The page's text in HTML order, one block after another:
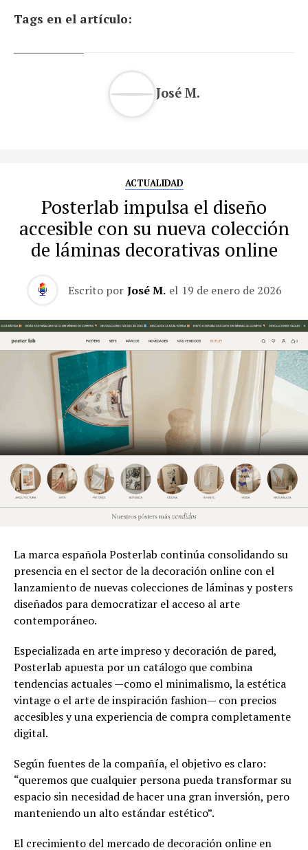
Tags en el artículo:
José M.
ACTUALIDAD
Posterlab impulsa el diseño
accesible con su nueva colección
de láminas decorativas online
Escrito por José M. el 19 de enero de 2026
La marca española Posterlab continúa consolidando su
presencia en el sector de la decoración online con el
lanzamiento de nuevas colecciones de láminas y posters
diseñados para democratizar el acceso al arte
contemporáneo.
Especializada en arte impreso y decoración de pared,
Posterlab apuesta por un catálogo que combina
tendencias actuales —como el minimalismo, la estética
vintage o el arte de inspiración fashion— con precios
accesibles y una experiencia de compra completamente
digital.
Según fuentes de la compañía, el objetivo es claro:
“queremos que cualquier persona pueda transformar su
espacio sin necesidad de hacer una gran inversión, pero
manteniendo un alto estándar estético”.
El crecimiento del mercado de decoración online en